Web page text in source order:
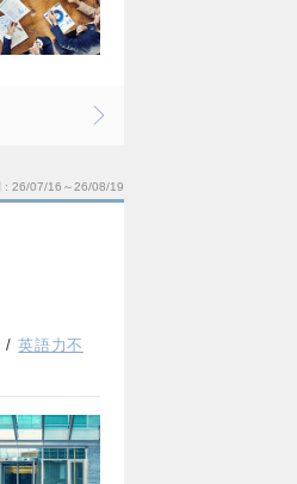
26/07/16～26/08/19
英語力不